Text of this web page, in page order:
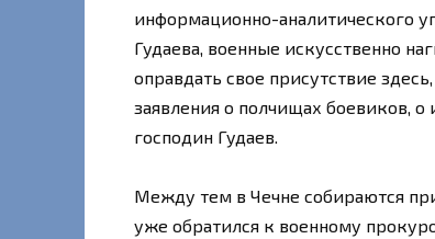
информационно-аналитического
Гудаева, военные искусственно
оправдать свое присутствие
заявления о полчищах боевиков,
господин Гудаев.
Между тем в Чечне собираются
уже обратился к военному